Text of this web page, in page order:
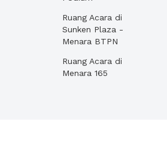
Ruang Acara di
Sunken Plaza -
Menara BTPN
Ruang Acara di
Menara 165